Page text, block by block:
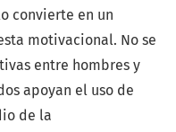
convierte en un
motivacional. No se
entre hombres y
apoyan el uso de
de la